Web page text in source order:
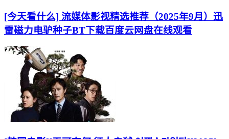
[今天看什么] 流媒体影视精选推荐（2025年9月）迅
雷磁力电驴种子BT下载百度云网盘在线观看